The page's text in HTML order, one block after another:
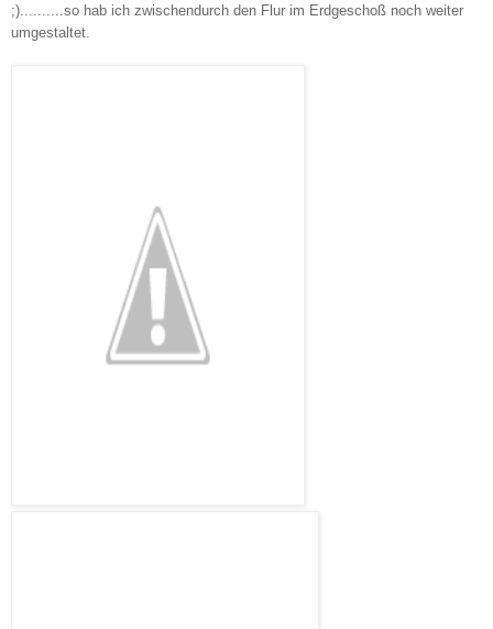
;)..........so hab ich zwischendurch den Flur im Erdgeschoß noch weiter
umgestaltet.